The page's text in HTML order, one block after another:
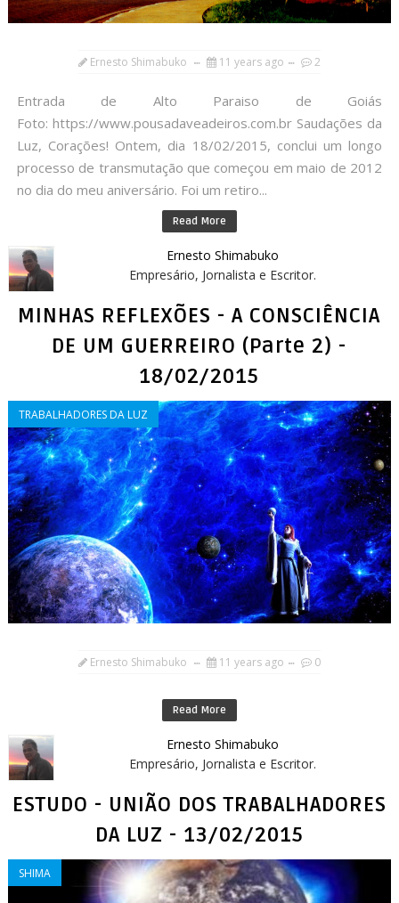
Ernesto Shimabuko 11 years ago 2
Entrada de Alto Paraiso de Goiás
Foto: https://www.pousadaveadeiros.com.br Saudações da
Luz, Corações! Ontem, dia 18/02/2015, conclui um longo
processo de transmutação que começou em maio de 2012
no dia do meu aniversário. Foi um retiro...
Read More
Ernesto Shimabuko
Empresário, Jornalista e Escritor.
MINHAS REFLEXÕES - A CONSCIÊNCIA
DE UM GUERREIRO (Parte 2) -
18/02/2015
TRABALHADORES DA LUZ
Ernesto Shimabuko 11 years ago 0
Read More
Ernesto Shimabuko
Empresário, Jornalista e Escritor.
ESTUDO - UNIÃO DOS TRABALHADORES
DA LUZ - 13/02/2015
SHIMA